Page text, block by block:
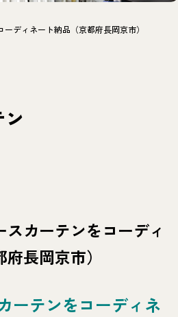
ディネート納品（京都府長岡京市）
ン
カーテンをコーディ
長岡京市）
ーテンをコーディネ